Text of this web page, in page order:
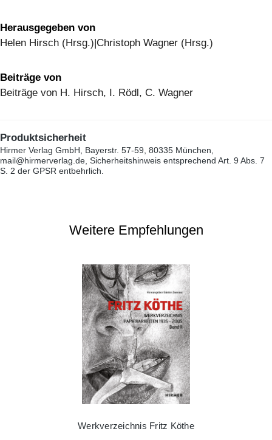
Herausgegeben von
Helen Hirsch (Hrsg.)|Christoph Wagner (Hrsg.)
Beiträge von
Beiträge von H. Hirsch, I. Rödl, C. Wagner
Produktsicherheit
Hirmer Verlag GmbH, Bayerstr. 57-59, 80335 München,
mail@hirmerverlag.de, Sicherheitshinweis entsprechend Art. 9 Abs. 7
S. 2 der GPSR entbehrlich.
Weitere Empfehlungen
Werkverzeichnis Fritz Köthe